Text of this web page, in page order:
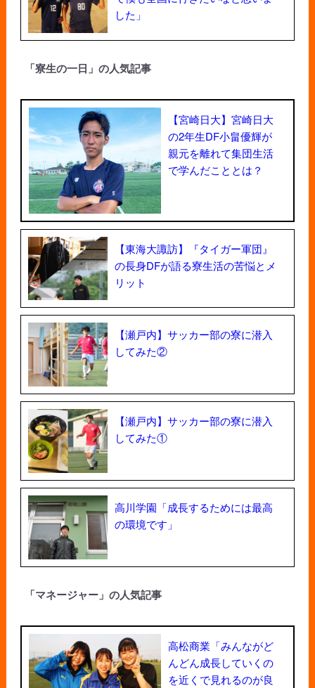
した」
「寮生の一日」の人気記事
【宮崎日大】宮崎日大
の2年生DF小畠優輝が
親元を離れて集団生活
で学んだこととは？
【東海大諏訪】『タイガー軍団』
の長身DFが語る寮生活の苦悩とメ
リット
【瀬戸内】サッカー部の寮に潜入
してみた②
【瀬戸内】サッカー部の寮に潜入
してみた①
高川学園「成長するためには最高
の環境です」
「マネージャー」の人気記事
高松商業「みんながど
んどん成長していくの
を近くで見れるのが良